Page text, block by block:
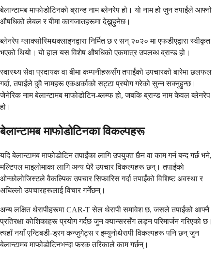
बेलान्टामब माफोडोटिनको ब्रान्ड नाम ब्लेनरेप हो। यो नाम हो जुन तपाईंले आफ्नो
औषधिको लेबल र बीमा कागजातहरूमा देख्नुहुनेछ।
ब्लेनरेप ग्लाक्सोस्मिथक्लाइनद्वारा निर्मित छ र सन् २०२० मा एफडीएद्वारा स्वीकृत
भएको थियो। यो हाल यस विशेष औषधिको एकमात्र उपलब्ध ब्रान्ड हो।
स्वास्थ्य सेवा प्रदायक वा बीमा कम्पनीहरूसँग तपाईंको उपचारको बारेमा छलफल
गर्दा, तपाईंले दुवै नामहरू एकअर्काको सट्टा प्रयोग गरेको सुन्न सक्नुहुन्छ।
जेनेरिक नाम बेलान्टामब माफोडोटिन-ब्लम्फ हो, जबकि ब्रान्ड नाम केवल ब्लेनरेप
हो।
बेलान्टामब माफोडोटिनका विकल्पहरू
यदि बेलान्टामब माफोडोटिन तपाईंका लागि उपयुक्त छैन वा काम गर्न बन्द गर्छ भने,
मल्टिपल माइलोमाका लागि अन्य धेरै उपचार विकल्पहरू छन्। तपाईंको
ओन्कोलोजिस्टले वैकल्पिक उपचार सिफारिस गर्दा तपाईंको विशिष्ट अवस्था र
अघिल्लो उपचारहरूलाई विचार गर्नेछन्।
अन्य लक्षित थेरापीहरूमा CAR-T सेल थेरापी समावेश छ, जसले तपाईंको आफ्नै
प्रतिरक्षा कोशिकाहरू प्रयोग गर्दछ जुन क्यान्सरसँग लड्न परिमार्जन गरिएको छ।
त्यहाँ नयाँ एन्टिबडी-ड्रग कन्जुगेट्स र इम्युनोथेरापी विकल्पहरू पनि छन् जुन
बेलान्टामब माफोडोटिनभन्दा फरक तरिकाले काम गर्छन्।